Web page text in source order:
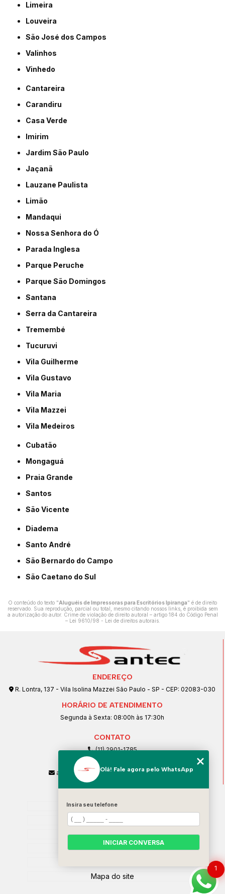
Limeira
Louveira
São José dos Campos
Valinhos
Vinhedo
Cantareira
Carandiru
Casa Verde
Imirim
Jardim São Paulo
Jaçanã
Lauzane Paulista
Limão
Mandaqui
Nossa Senhora do Ó
Parada Inglesa
Parque Peruche
Parque São Domingos
Santana
Serra da Cantareira
Tremembé
Tucuruvi
Vila Guilherme
Vila Gustavo
Vila Maria
Vila Mazzei
Vila Medeiros
Cubatão
Mongaguá
Praia Grande
Santos
São Vicente
Diadema
Santo André
São Bernardo do Campo
São Caetano do Sul
O conteúdo do texto "Aluguéis de Impressoras para Escritórios Ipiranga" é de direito
reservado. Sua reprodução, parcial ou total, mesmo citando nossos links, é proibida sem
a autorização do autor. Crime de violação de direito autoral – artigo 184 do Código Penal
– Lei 9610/98 - Lei de direitos autorais.
ENDEREÇO
R. Lontra, 137 - Vila Isolina Mazzei São Paulo - SP - CEP: 02083-030
HORÁRIO DE ATENDIMENTO
Segunda à Sexta: 08:00h às 17:30h
CONTATO
(11) 2901-1785
(11) 99239-1832
atendimento@santeccopiadoras.com.br
Home
Empresa
SERVIÇOS
Contato
Mapa do site
1
Olá! Fale agora pelo WhatsApp
Insira seu telefone
INICIAR CONVERSA